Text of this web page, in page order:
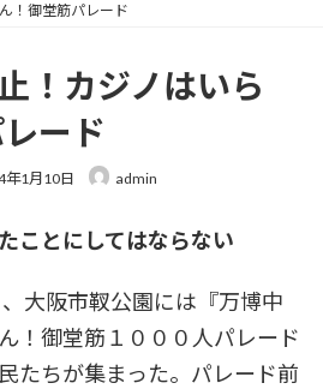
！御堂筋パレード
！カジノはいら
ード
年1月10日 admin
ことにしてはならない
大阪市靫公園には『万博中
！御堂筋１０００人パレード
たちが集まった。パレード前